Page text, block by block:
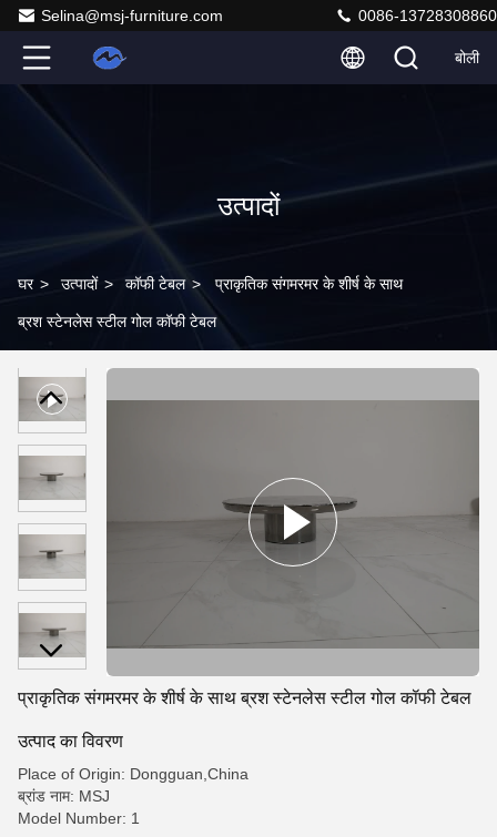
Selina@msj-furniture.com 0086-13728308860
बोली
उत्पादों
घर > उत्पादों > कॉफी टेबल > प्राकृतिक संगमरमर के शीर्ष के साथ
ब्रश स्टेनलेस स्टील गोल कॉफी टेबल
प्राकृतिक संगमरमर के शीर्ष के साथ ब्रश स्टेनलेस स्टील गोल कॉफी टेबल
उत्पाद का विवरण
Place of Origin: Dongguan,China
ब्रांड नाम: MSJ
Model Number: 1